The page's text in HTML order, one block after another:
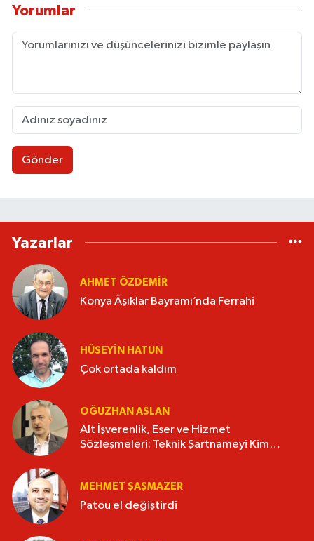
Yorumlar
Gönder
Yazarlar
AHMET ÖZDEMIR
Konya Âşıklar Bayramı’nda Ferrahi
HÜSEYIN HATUN
Çok ortada kaldım
OĞUZHAN ASLAN
Alt İşverenlik, Eser ve Hizmet
Sözleşmeleri: Teknik Şartnameyi Kim
MEHMET ŞAŞMAZER
Patou el değiştirdi